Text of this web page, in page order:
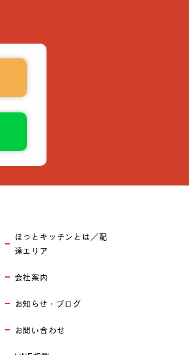
ほっとキッチンとは／配
達エリア
会社案内
お知らせ・ブログ
お問い合わせ